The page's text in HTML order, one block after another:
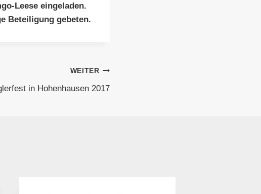
Leese eingeladen.
Beteiligung gebeten.
WEITER
in Hohenhausen 2017